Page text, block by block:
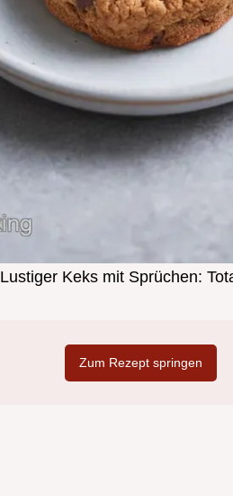
Lustiger Keks mit Sprüchen:
Zum Rezept springen